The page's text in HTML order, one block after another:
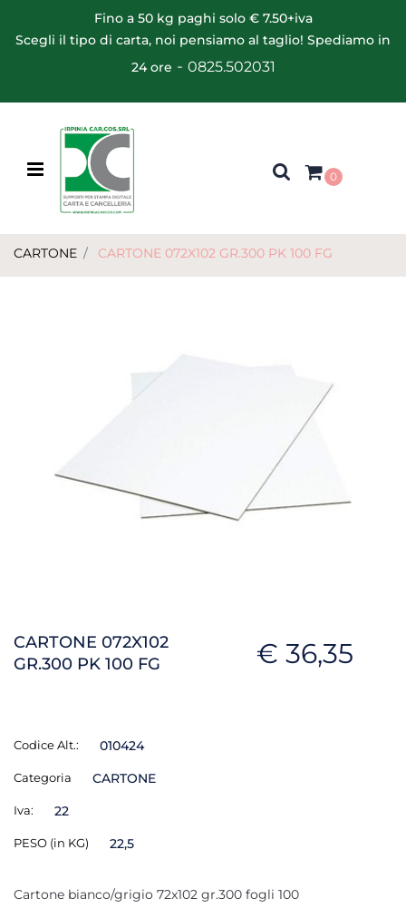
Fino a 50 kg paghi solo € 7.50+iva
Scegli il tipo di carta, noi pensiamo al taglio! Spediamo in
24 ore - 0825.502031
Open menu
0
CARTONE CARTONE 072X102 GR.300 PK 100 FG
CARTONE 072X102
GR.300 PK 100 FG
€ 36,35
Codice Alt.: 010424
Categoria CARTONE
Iva: 22
PESO (in KG) 22,5
Cartone bianco/grigio 72x102 gr.300 fogli 100